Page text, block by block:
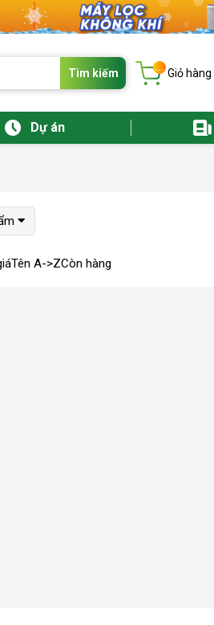
Tìm kiếm ... Giỏ hàng
Dự án
Tên A->ZCòn hàng